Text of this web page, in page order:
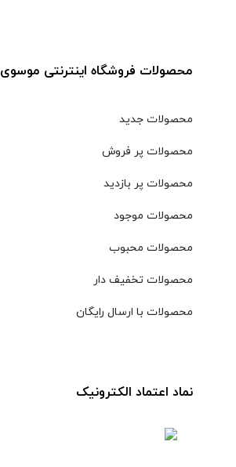
محصولات فروشگاه اینترنتی موسوی
محصولات جدید
محصولات پر فروش
محصولات پر بازدید
محصولات موجود
محصولات محبوب
محصولات تخفیف دار
محصولات با ارسال رایگان
نماد اعتماد الکترونیک